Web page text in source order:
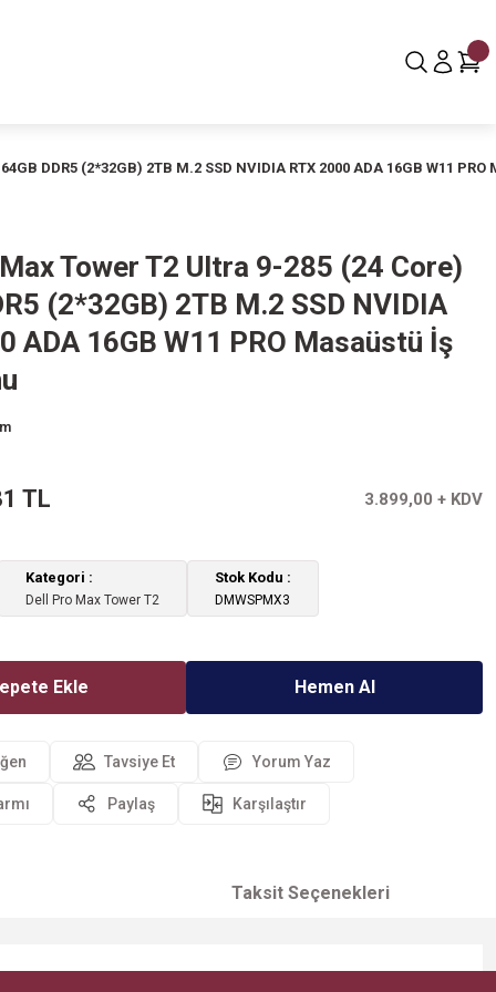
DDR5 (2*32GB) 2TB M.2 SSD NVIDIA RTX 2000 ADA 16GB W11
Tower T2 Ultra 9-285 (24 Core)
(2*32GB) 2TB M.2 SSD NVIDIA
ADA 16GB W11 PRO Masaüstü İş
TL 3.899,00 + KDV
Kategori
Dell Pro Max Tower T2
Stok Kodu
DMWSPMX3
Ekle Hemen Al
Tavsiye Et Yorum Yaz
Paylaş Karşılaştır
Taksit Seçenekleri